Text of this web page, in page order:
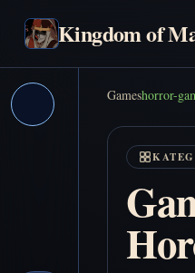
Kingdom of
Gameshorror-